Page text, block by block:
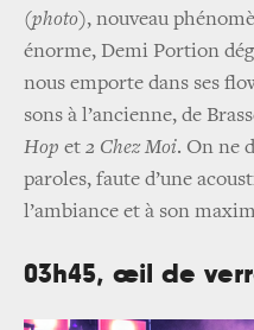
(photo), nouveau
énorme, Demi Portion
nous emporte dans ses
sons à l’ancienne, de
Hop et 2 Chez Moi. On ne
paroles, faute d’une
l’ambiance et à son
03h45, œil de